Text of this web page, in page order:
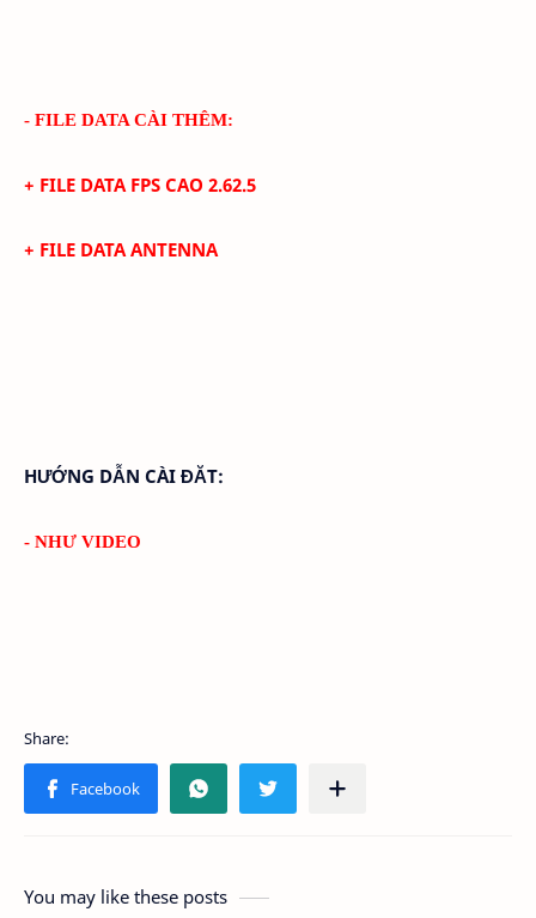
- FILE DATA CÀI THÊM:
+ FILE DATA FPS CAO 2.62.5
+ FILE DATA ANTENNA
HƯỚNG DẪN CÀI ĐĂT:
- NHƯ VIDEO
You may like these posts